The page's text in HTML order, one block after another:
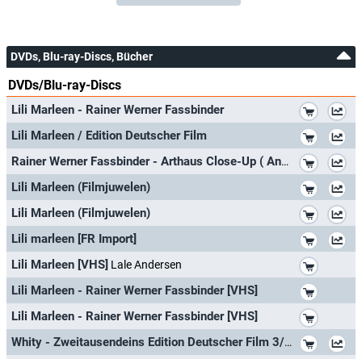
DVDs, Blu-ray-Discs, Bücher
DVDs/Blu-ray-Discs
Lili Marleen - Rainer Werner Fassbinder
Lili Marleen / Edition Deutscher Film
Rainer Werner Fassbinder - Arthaus Close-Up ( Angst essen Seele auf / Fontane - Effi Briest / Lili Marleen ) [3 DVDs]
Lili Marleen (Filmjuwelen)
Lili Marleen (Filmjuwelen)
Lili marleen [FR Import]
Lili Marleen [VHS] Lale Andersen
Lili Marleen - Rainer Werner Fassbinder [VHS]
Lili Marleen - Rainer Werner Fassbinder [VHS]
Whity - Zweitausendeins Edition Deutscher Film 3/1970.